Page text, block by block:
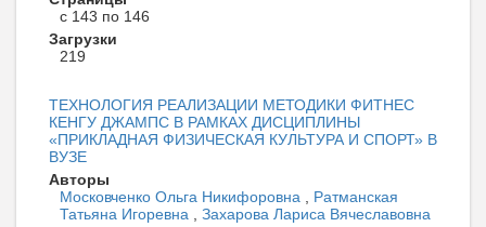
с 143 по 146
Загрузки
219
ТЕХНОЛОГИЯ РЕАЛИЗАЦИИ МЕТОДИКИ ФИТНЕС
КЕНГУ ДЖАМПС В РАМКАХ ДИСЦИПЛИНЫ
«ПРИКЛАДНАЯ ФИЗИЧЕСКАЯ КУЛЬТУРА И СПОРТ» В
ВУЗЕ
Авторы
Московченко Ольга Никифоровна , Ратманская
Татьяна Игоревна , Захарова Лариса Вячеславовна